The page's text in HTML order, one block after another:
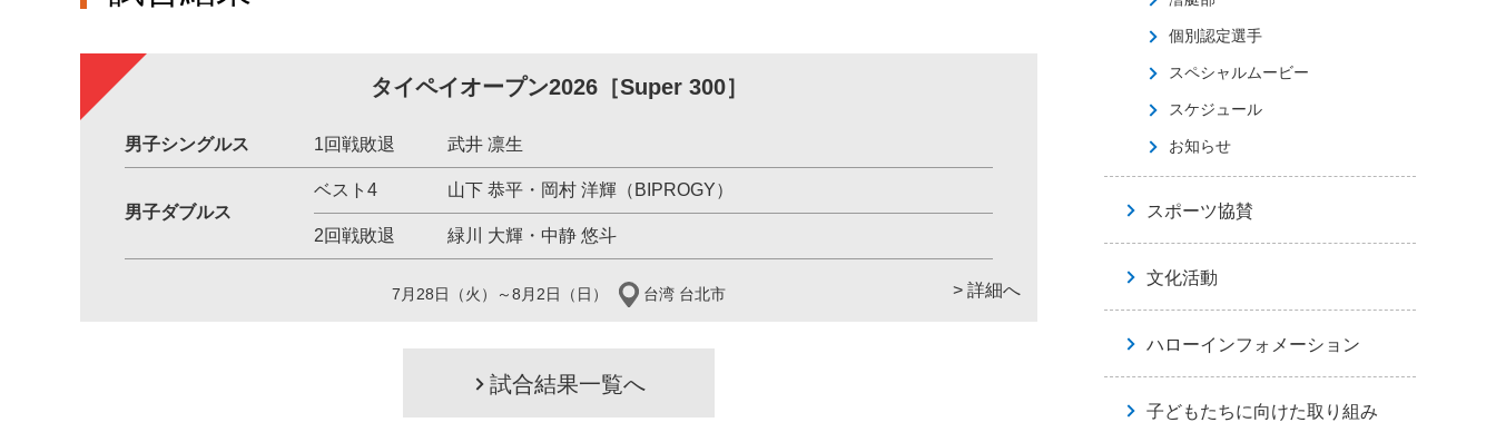
タイペイオープン2026［Super 300］
男子シングルス 1回戦敗退 武井 凛生
男子ダブルス
ベスト4 山下 恭平・岡村 洋輝（BIPROGY）
2回戦敗退 緑川 大輝・中静 悠斗
7月28日（火）～8月2日（日） 台湾 台北市 > 詳細へ
試合結果一覧へ
個別認定選手
スペシャルムービー
スケジュール
お知らせ
スポーツ協賛
文化活動
ハローインフォメーション
子どもたちに向けた取り組み